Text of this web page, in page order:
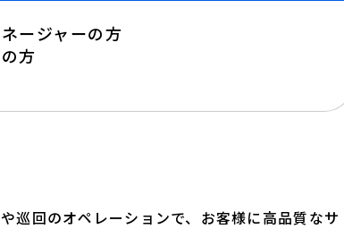
ージャーの方
方
巡回のオペレーションで、お客様に高品質なサ